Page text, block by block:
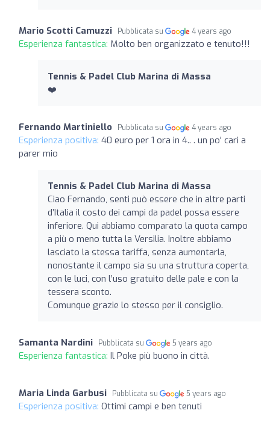
Mario Scotti Camuzzi Pubblicata su 4 years ago
Esperienza fantastica: Molto ben organizzato e tenuto!!!
Tennis & Padel Club Marina di Massa
❤️
Fernando Martiniello Pubblicata su 4 years ago
Esperienza positiva: 40 euro per 1 ora in 4.. . un po' cari a
parer mio
Tennis & Padel Club Marina di Massa
Ciao Fernando, senti può essere che in altre parti
d’Italia il costo dei campi da padel possa essere
inferiore. Qui abbiamo comparato la quota campo
a più o meno tutta la Versilia. Inoltre abbiamo
lasciato la stessa tariffa, senza aumentarla,
nonostante il campo sia su una struttura coperta,
con le luci, con l’uso gratuito delle pale e con la
tessera sconto.
Comunque grazie lo stesso per il consiglio.
Samanta Nardini Pubblicata su 5 years ago
Esperienza fantastica: Il Poke più buono in città.
Maria Linda Garbusi Pubblicata su 5 years ago
Esperienza positiva: Ottimi campi e ben tenuti